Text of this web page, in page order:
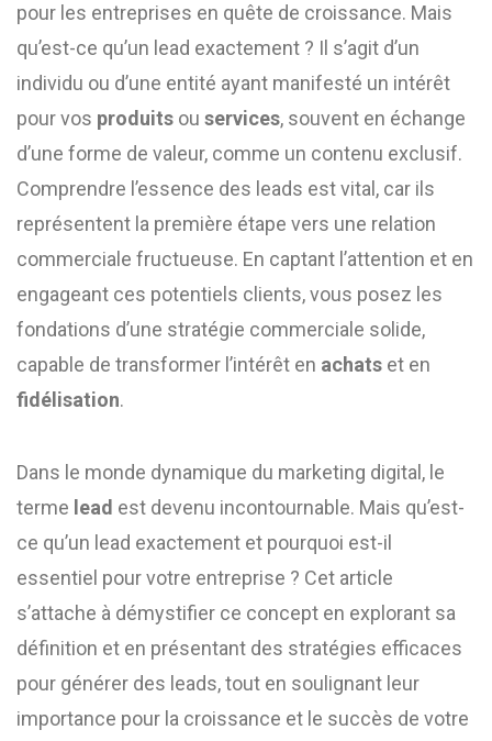
pour les entreprises en quête de croissance. Mais
qu’est-ce qu’un lead exactement ? Il s’agit d’un
individu ou d’une entité ayant manifesté un intérêt
pour vos produits ou services, souvent en échange
d’une forme de valeur, comme un contenu exclusif.
Comprendre l’essence des leads est vital, car ils
représentent la première étape vers une relation
commerciale fructueuse. En captant l’attention et en
engageant ces potentiels clients, vous posez les
fondations d’une stratégie commerciale solide,
capable de transformer l’intérêt en achats et en
fidélisation.
Dans le monde dynamique du marketing digital, le
terme lead est devenu incontournable. Mais qu’est-
ce qu’un lead exactement et pourquoi est-il
essentiel pour votre entreprise ? Cet article
s’attache à démystifier ce concept en explorant sa
définition et en présentant des stratégies efficaces
pour générer des leads, tout en soulignant leur
importance pour la croissance et le succès de votre